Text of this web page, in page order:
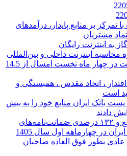
تمرکز بر منابع پایدار، درآمدهای
مشتریان
به اینترنت رایگان
اینترنت داخلی و بین‌المللی
حق بیمه تولیدی بیمه ملت در چهار ماه نخست امسال از 14.5
، اتحاد مقدس ، همبستگی و
است
پست بانک ایران منابع خود را به بیش
افزایش ۷۰ درصدی منابع و ۱۳۲ درصدی ضمانت‌نامه‌های
در چهارماهه اول سال 1405
بطور فوق العاده صاحبان